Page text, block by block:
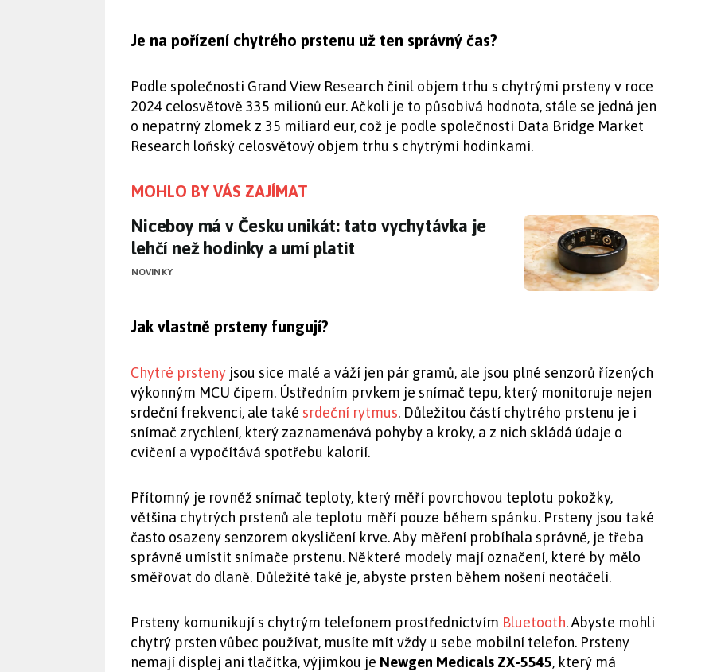
Je na pořízení chytrého prstenu už ten správný čas?
Podle společnosti Grand View Research činil objem trhu s chytrými prsteny v roce
2024 celosvětově 335 milionů eur. Ačkoli je to působivá hodnota, stále se jedná jen
o nepatrný zlomek z 35 miliard eur, což je podle společnosti Data Bridge Market
Research loňský celosvětový objem trhu s chytrými hodinkami.
MOHLO BY VÁS ZAJÍMAT
Niceboy má v Česku unikát: tato vychytávka je lehčí než hodinky a umí
Niceboy má v Česku unikát: tato vychytávka je
lehčí než hodinky a umí platit
NOVINKY
Jak vlastně prsteny fungují?
Chytré prsteny jsou sice malé a váží jen pár gramů, ale jsou plné senzorů řízených
výkonným MCU čipem. Ústředním prvkem je snímač tepu, který monitoruje nejen
srdeční frekvenci, ale také srdeční rytmus. Důležitou částí chytrého prstenu je i
snímač zrychlení, který zaznamenává pohyby a kroky, a z nich skládá údaje o
cvičení a vypočítává spotřebu kalorií.
Přítomný je rovněž snímač teploty, který měří povrchovou teplotu pokožky,
většina chytrých prstenů ale teplotu měří pouze během spánku. Prsteny jsou také
často osazeny senzorem okysličení krve. Aby měření probíhala správně, je třeba
správně umístit snímače prstenu. Některé modely mají označení, které by mělo
směřovat do dlaně. Důležité také je, abyste prsten během nošení neotáčeli.
Prsteny komunikují s chytrým telefonem prostřednictvím Bluetooth. Abyste mohli
chytrý prsten vůbec používat, musíte mít vždy u sebe mobilní telefon. Prsteny
nemají displej ani tlačítka, výjimkou je Newgen Medicals ZX-5545, který má